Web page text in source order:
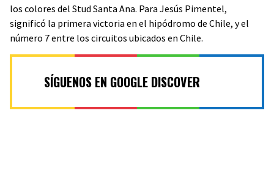
los colores del Stud Santa Ana. Para Jesús Pimentel,
significó la primera victoria en el hipódromo de Chile, y el
número 7 entre los circuitos ubicados en Chile.
SÍGUENOS EN GOOGLE DISCOVER